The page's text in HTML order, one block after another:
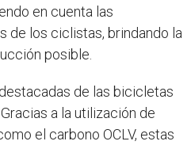
en cuenta las
de los ciclistas, brindando la
posible.
de las bicicletas
a la utilización de
el carbono OCLV, estas